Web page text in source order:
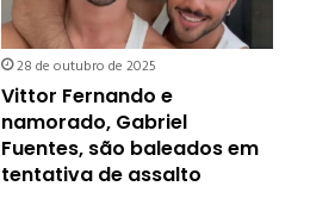
28 de outubro de 2025
Vittor Fernando e
namorado, Gabriel
Fuentes, são baleados em
tentativa de assalto